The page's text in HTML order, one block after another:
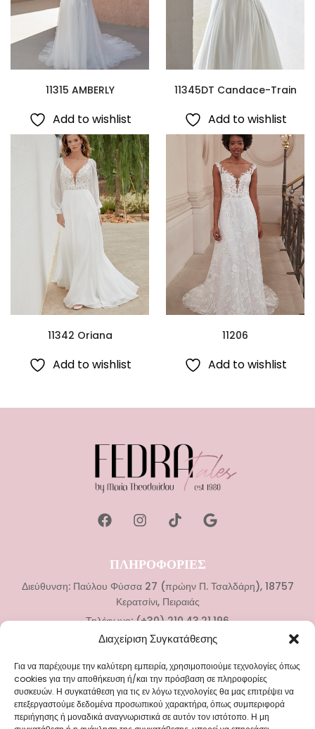
Διαχείριση Συγκατάθεσης
Για να παρέχουμε την καλύτερη εμπειρία, χρησιμοποιούμε τεχνολογίες όπως
cookies για την αποθήκευση ή/και την πρόσβαση σε πληροφορίες
συσκευών. Η συγκατάθεση για τις εν λόγω τεχνολογίες θα μας επιτρέψει να
επεξεργαστούμε δεδομένα προσωπικού χαρακτήρα, όπως συμπεριφορά
περιήγησης ή μοναδικά αναγνωριστικά σε αυτόν τον ιστότοπο. Η μη
11315 AMBERLY
Add to wishlist
11345DT Candace-Train
Add to wishlist
11342 Oriana
Add to wishlist
11206
Add to wishlist
ΠΛΗΡΟΦΟΡΙΕΣ
Διεύθυνση: Παύλου Φύσσα 27 (πρώην Π. Τσαλδάρη), 18757
Κερατσίνι, Πειραιάς
Τηλέφωνο: (+30) 210.43.21.196
Νυφικά
Αξεσουάρ Γάμου
Βαπτιστικά Ρούχα